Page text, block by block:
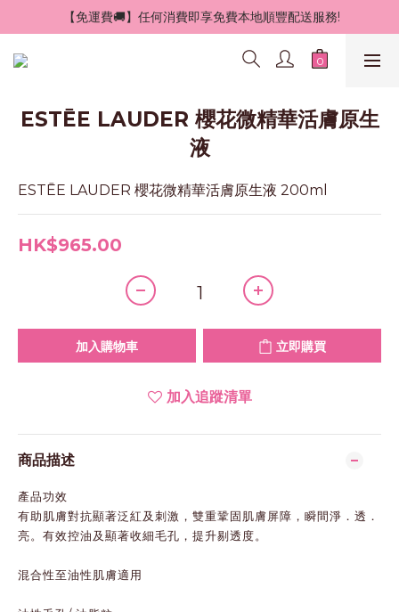
【免運費🚚】任何消費即享免費本地順豐配送服務!
ESTĒE LAUDER 櫻花微精華活膚原生
液
ESTĒE LAUDER 櫻花微精華活膚原生液 200ml
HK$965.00
加入購物車 立即購買
加入追蹤清單
商品描述
產品功效
有助肌膚對抗顯著泛紅及刺激，雙重鞏固肌膚屏障，瞬間淨．透．
亮。有效控油及顯著收細毛孔，提升剔透度。
混合性至油性肌膚適用